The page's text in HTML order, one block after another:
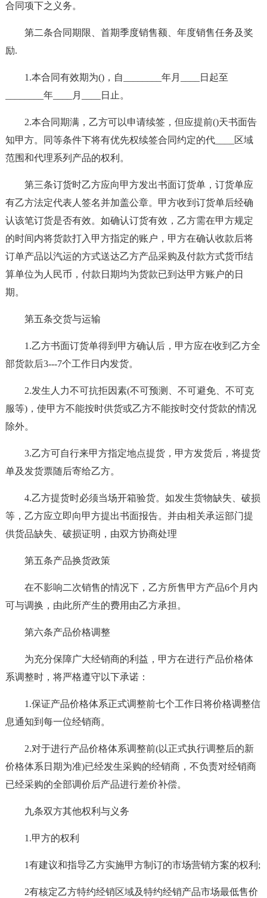
合同项下之义务。
第二条合同期限、首期季度销售额、年度销售任务及奖
励.
1.本合同有效期为()，自________年月____日起至
________年____月____日止。
2.本合同期满，乙方可以申请续签，但应提前()天书面告
知甲方。同等条件下将有优先权续签合同约定的代____区域
范围和代理系列产品的权利。
第三条订货时乙方应向甲方发出书面订货单，订货单应
有乙方法定代表人签名并加盖公章。甲方收到订货单后经确
认该笔订货是否有效。如确认订货有效，乙方需在甲方规定
的时间内将货款打入甲方指定的账户，甲方在确认收款后将
订单产品以汽运的方式送达乙方产品采购及付款方式货币结
算单位为人民币，付款日期均为货款已到达甲方账户的日
期。
第五条交货与运输
1.乙方书面订货单得到甲方确认后，甲方应在收到乙方全
部货款后3---7个工作日内发货。
2.发生人力不可抗拒因素(不可预测、不可避免、不可克
服等)，使甲方不能按时供货或乙方不能按时交付货款的情况
除外。
3.乙方可自行来甲方指定地点提货，甲方发货后，将提货
单及发货票随后寄给乙方。
4.乙方提货时必须当场开箱验货。如发生货物缺失、破损
等，乙方应立即向甲方提出书面报告。并由相关承运部门提
供货品缺失、破损证明，由双方协商处理
第五条产品换货政策
在不影响二次销售的情况下，乙方所售甲方产品6个月内
可与调换，由此所产生的费用由乙方承担。
第六条产品价格调整
为充分保障广大经销商的利益，甲方在进行产品价格体
系调整时，将严格遵守以下承诺：
1.保证产品价格体系正式调整前七个工作日将价格调整信
息通知到每一位经销商。
2.对于进行产品价格体系调整前(以正式执行调整后的新
价格体系日期为准)已经发生采购的经销商，不负责对经销商
已经采购的全部调价后产品进行差价补偿。
九条双方其他权利与义务
1.甲方的权利
1有建议和指导乙方实施甲方制订的市场营销方案的权利;
2有核定乙方特约经销区域及特约经销产品市场最低售价